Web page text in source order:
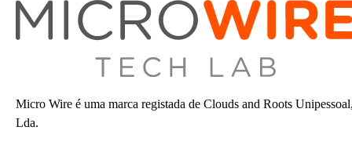
Micro Wire é uma marca registada de Clouds and Roots
Lda.